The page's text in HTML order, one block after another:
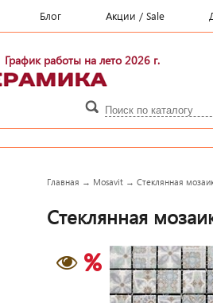
Блог Акции / Sale
График работы на лето 2026 г.
Главная → Mosavit →Стеклянная
Стеклянная